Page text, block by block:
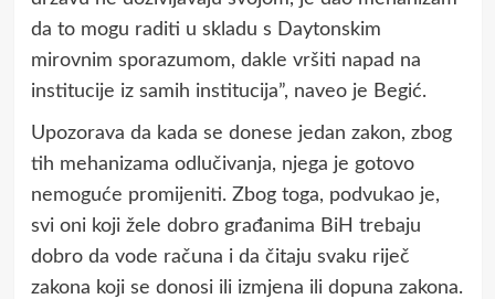
da to mogu raditi u skladu s Daytonskim
mirovnim sporazumom, dakle vršiti napad na
institucije iz samih institucija”, naveo je Begić.
Upozorava da kada se donese jedan zakon, zbog
tih mehanizama odlučivanja, njega je gotovo
nemoguće promijeniti. Zbog toga, podvukao je,
svi oni koji žele dobro građanima BiH trebaju
dobro da vode računa i da čitaju svaku riječ
zakona koji se donosi ili izmjena ili dopuna zakona.